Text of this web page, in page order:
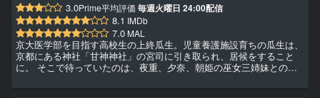
3.0Prime平均評価 毎週火曜日 24:00配信
8.1 IMDb
7.0 MAL
京大医学部を目指す高校生の上終瓜生。児童養護施設育ちの瓜生は、
京都にある神社「甘神神社」の宮司に引き取られ、居候をすること
に。 そこで待っていたのは、夜重、夕奈、朝姫の巫女三姉妹との同
姉妹とのお見合い、甘神神社に降りかかる難題…瓜生は乗り越えるこ